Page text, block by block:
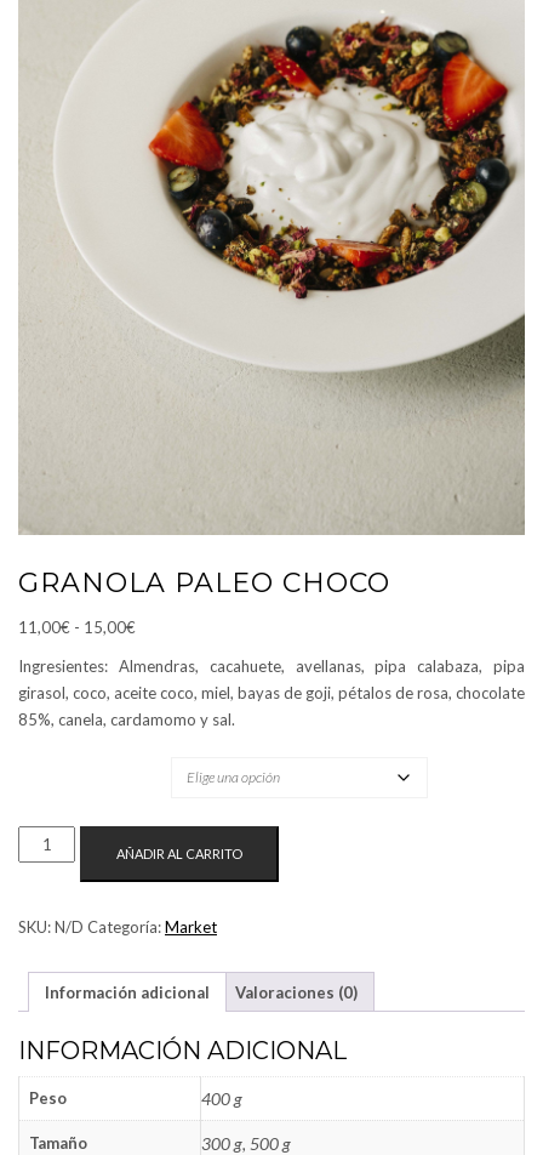
GRANOLA PALEO CHOCO
11,00€ - 15,00€
Ingresientes: Almendras, cacahuete, avellanas, pipa calabaza, pipa
girasol, coco, aceite coco, miel, bayas de goji, pétalos de rosa, chocolate
85%, canela, cardamomo y sal.
AÑADIR AL CARRITO
SKU:N/D Categoría:Market
Información adicional Valoraciones (0)
INFORMACIÓN ADICIONAL
Peso 400 g
Tamaño 300 g, 500 g